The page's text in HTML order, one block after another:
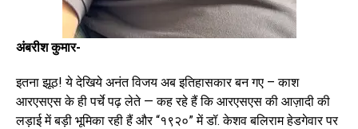
अंबरीश कुमार-
इतना झूठ! ये देखिये अनंत विजय अब इतिहासकार बन गए – काश
आरएसएस के ही पर्चे पढ़ लेते — कह रहे हैं कि आरएसएस की आज़ादी की
लड़ाई में बड़ी भूमिका रही हैं और “१९२०” में डॉ. केशव बलिराम हेडगेवार पर